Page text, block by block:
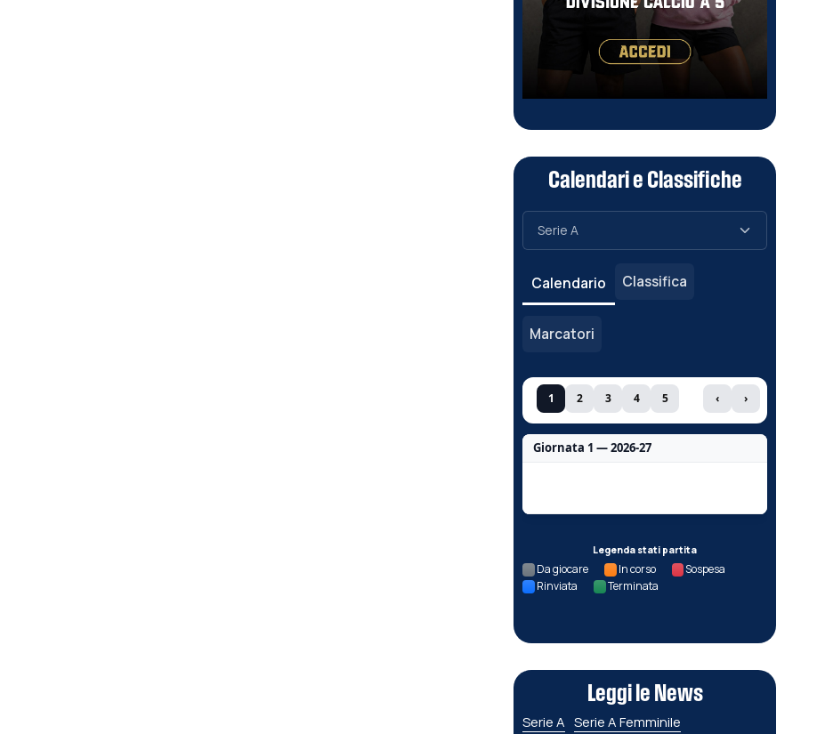
Calendari e Classifiche
Calendario Classifica
Marcatori
1 2 3 4 5 ‹ ›
Giornata 1 — 2026-27
Legenda stati partita
Da giocare In corso
Sospesa
Rinviata
Terminata
Leggi le News
Serie A Serie A Femminile